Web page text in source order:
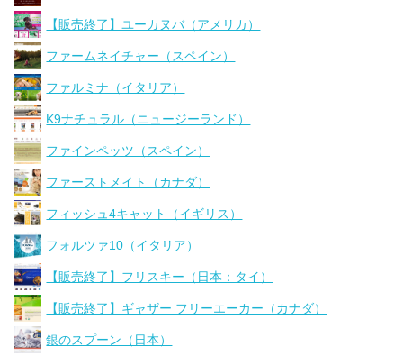
【販売終了】ユーカヌバ（アメリカ）
ファームネイチャー（スペイン）
ファルミナ（イタリア）
K9ナチュラル（ニュージーランド）
ファインペッツ（スペイン）
ファーストメイト（カナダ）
フィッシュ4キャット（イギリス）
フォルツァ10（イタリア）
【販売終了】フリスキー（日本：タイ）
【販売終了】ギャザー フリーエーカー（カナダ）
銀のスプーン（日本）